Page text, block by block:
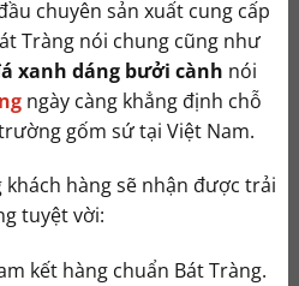
chuyên sản xuất cung cấp
Tràng nói chung cũng như
xanh dáng bưởi cành nói
ngày càng khẳng định chỗ
gốm sứ tại Việt Nam.
hàng sẽ nhận được trải
tuyệt vời:
kết hàng chuẩn Bát Tràng.